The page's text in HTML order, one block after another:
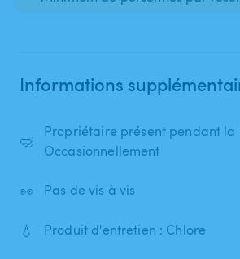
Informations
🤿
Propriétaire présent pendant la
Occasionnellement
👀 Pas de vis à vis
💧 Produit d'entretien : Chlore